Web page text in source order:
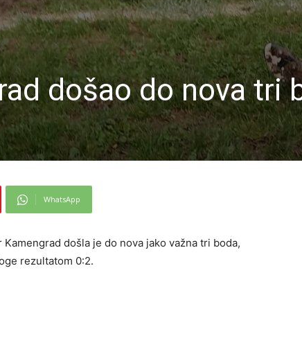
došao do nova tri
WhatsApp
došla je do nova jako važna tri boda,
rezultatom 0:2.